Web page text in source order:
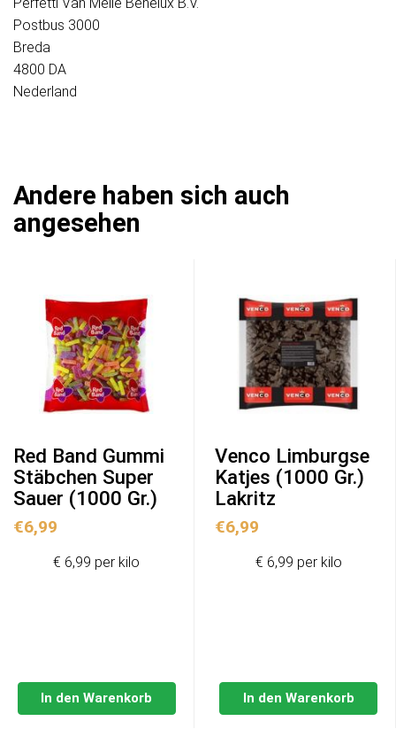
Postbus 3000
Breda
4800 DA
Nederland
Andere haben sich auch
angesehen
Red Band Gummi
Stäbchen Super
Sauer (1000 Gr.)
€6,99
In den Warenkorb
€ 6,99 per kilo
Venco Limburgse
Katjes (1000 Gr.)
Lakritz
€6,99
In den Warenkorb
€ 6,99 per kilo